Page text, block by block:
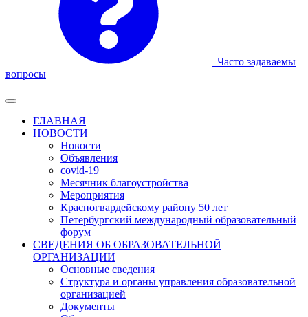
Часто задаваемы
вопросы
ГЛАВНАЯ
НОВОСТИ
Новости
Объявления
covid-19
Месячник благоустройства
Мероприятия
Красногвардейскому району 50 лет
Петербургский международный образовательный
форум
СВЕДЕНИЯ ОБ ОБРАЗОВАТЕЛЬНОЙ
ОРГАНИЗАЦИИ
Основные сведения
Структура и органы управления образовательной
организацией
Документы